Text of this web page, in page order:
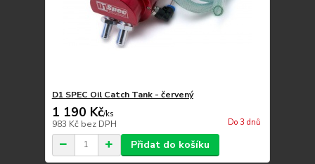
D1 SPEC Oil Catch Tank - červený
1 190 Kč/ks
983 Kč bez DPH Do 3 dnů
Přidat do košíku